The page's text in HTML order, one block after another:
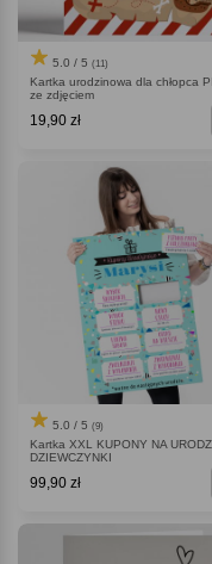
5.0 / 5 (11)
Kartka urodzinowa dla chłopca
ze zdjęciem
19,90 zł
5.0 / 5 (9)
Kartka XXL KUPONY NA
DZIEWCZYNKI
99,90 zł